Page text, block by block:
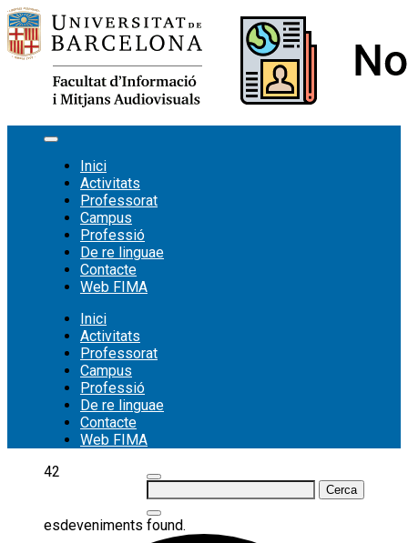
Vés
al
contingut
Inici
Activitats
Professorat
Campus
Professió
De re linguae
Contacte
Web FIMA
Inici
Activitats
Professorat
Campus
Professió
De re linguae
Contacte
Web FIMA
Cerca:
42
esdeveniments found.